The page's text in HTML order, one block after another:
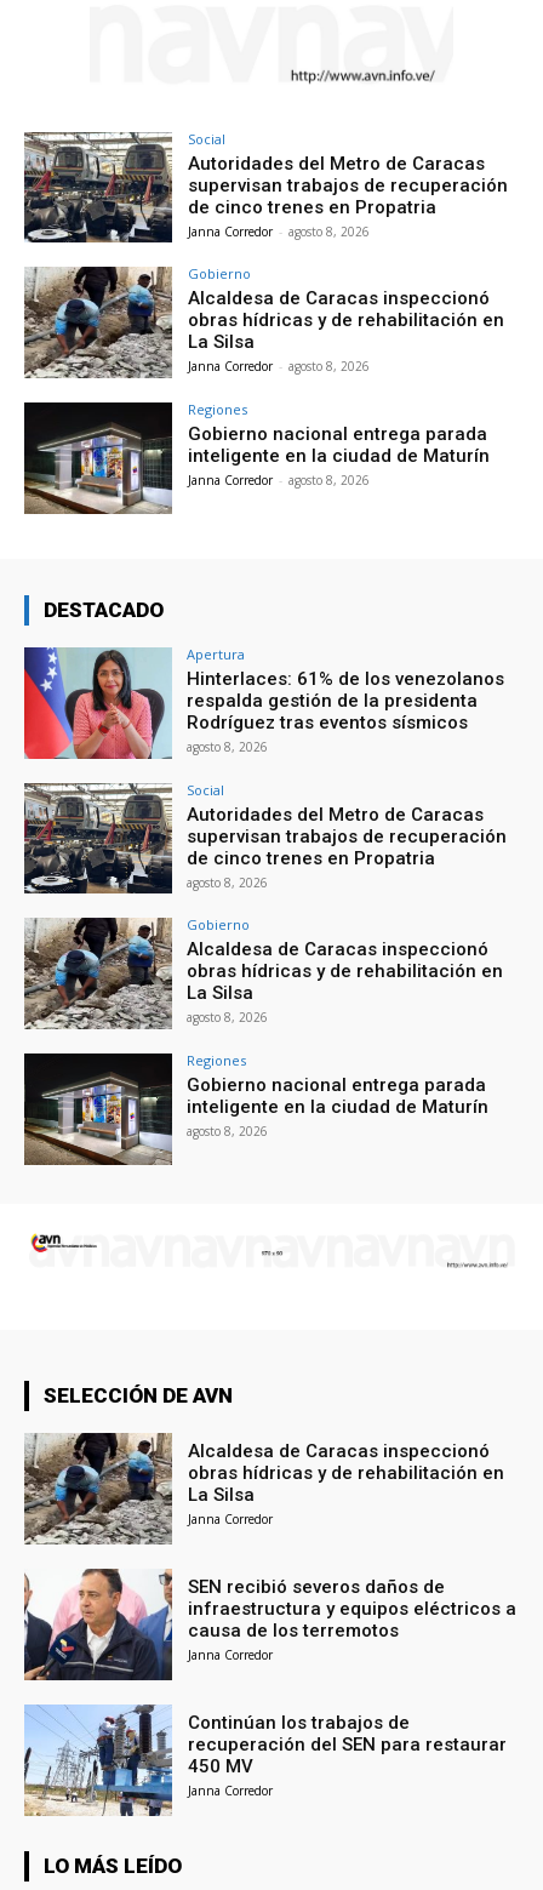
Social
Autoridades del Metro de Caracas
supervisan trabajos de recuperación
de cinco trenes en Propatria
Janna Corredor - agosto 8, 2026
Gobierno
Alcaldesa de Caracas inspeccionó
obras hídricas y de rehabilitación en
La Silsa
Janna Corredor - agosto 8, 2026
Regiones
Gobierno nacional entrega parada
inteligente en la ciudad de Maturín
Janna Corredor - agosto 8, 2026
DESTACADO
Apertura
Hinterlaces: 61% de los venezolanos
respalda gestión de la presidenta
Rodríguez tras eventos sísmicos
agosto 8, 2026
Social
Autoridades del Metro de Caracas
supervisan trabajos de recuperación
de cinco trenes en Propatria
agosto 8, 2026
Gobierno
Alcaldesa de Caracas inspeccionó
obras hídricas y de rehabilitación en
La Silsa
agosto 8, 2026
Regiones
Gobierno nacional entrega parada
inteligente en la ciudad de Maturín
agosto 8, 2026
SELECCIÓN DE AVN
Alcaldesa de Caracas inspeccionó
obras hídricas y de rehabilitación en
La Silsa
Janna Corredor
SEN recibió severos daños de
infraestructura y equipos eléctricos a
causa de los terremotos
Janna Corredor
Continúan los trabajos de
recuperación del SEN para restaurar
450 MV
Janna Corredor
LO MÁS LEÍDO